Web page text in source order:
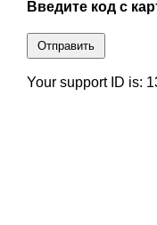
Введите код с
Отправить
Your support ID is: